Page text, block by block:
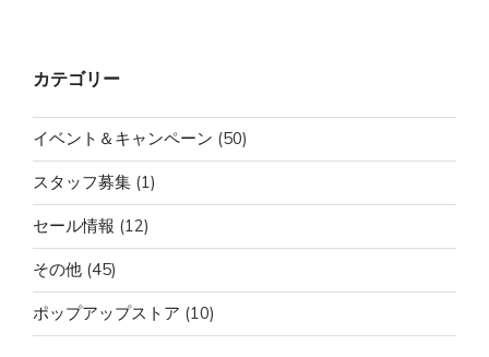
ー
ョ
ン
カテゴリー
イベント＆キャンペーン (50)
スタッフ募集 (1)
セール情報 (12)
その他 (45)
ポップアップストア (10)